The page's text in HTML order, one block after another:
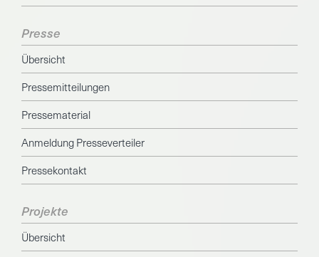
Presse
Übersicht
Pressemitteilungen
Pressematerial
Anmeldung Presseverteiler
Pressekontakt
Projekte
Übersicht